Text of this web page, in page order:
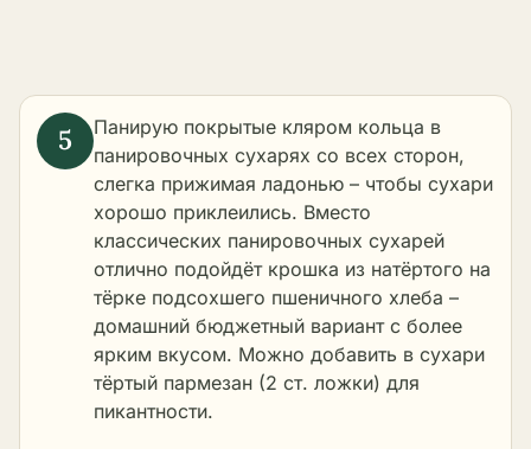
Панирую покрытые кляром кольца в
панировочных сухарях со всех сторон,
слегка прижимая ладонью – чтобы сухари
хорошо приклеились. Вместо
классических панировочных сухарей
отлично подойдёт крошка из натёртого на
тёрке подсохшего пшеничного хлеба –
домашний бюджетный вариант с более
ярким вкусом. Можно добавить в сухари
тёртый пармезан (2 ст. ложки) для
пикантности.